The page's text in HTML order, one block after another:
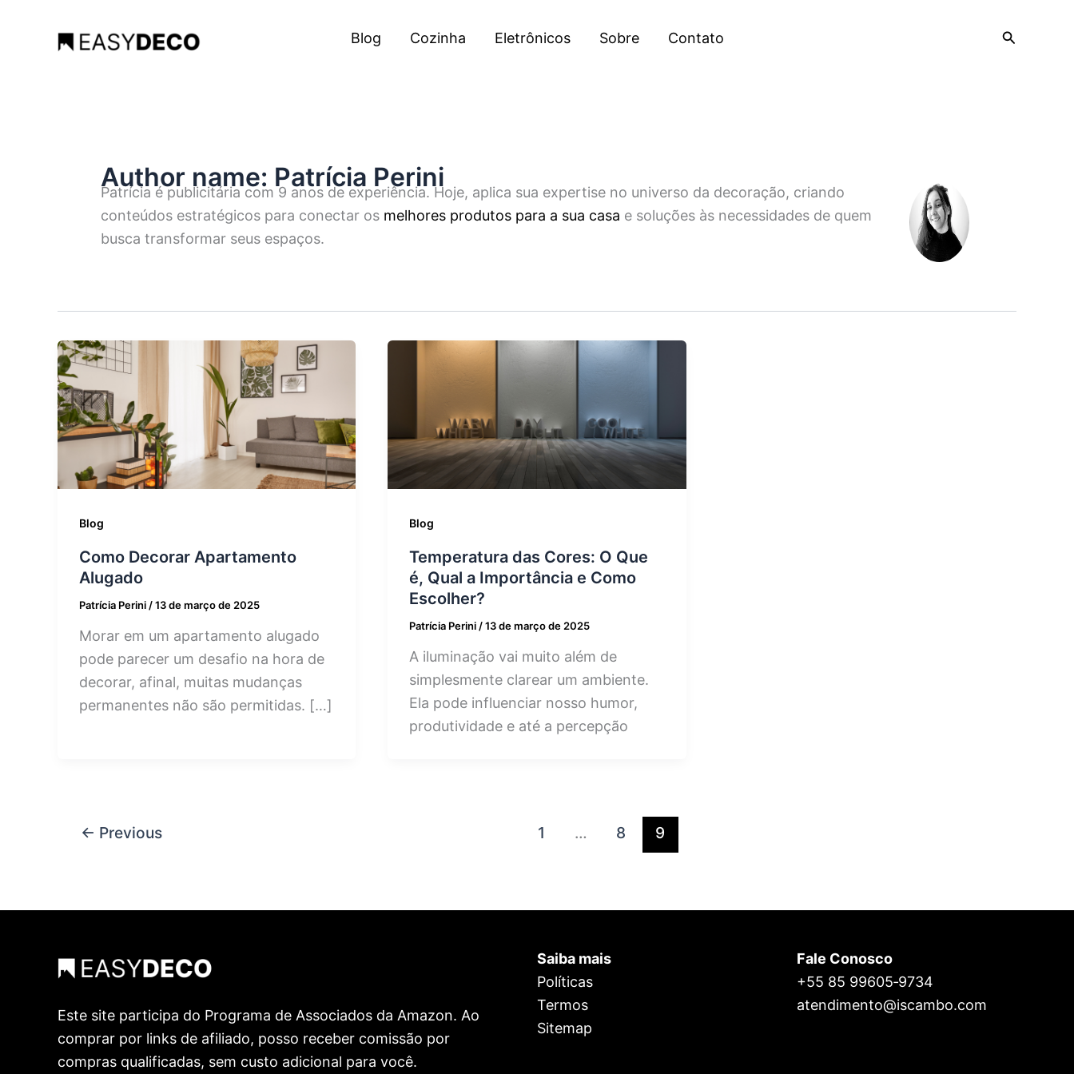
Blog Cozinha Eletrônicos Sobre Contato Pesquisar
Author name: Patrícia Perini
Patrícia é publicitária com 9 anos de experiência. Hoje, aplica sua expertise no universo da decoração, criando
conteúdos estratégicos para conectar os melhores produtos para a sua casa e soluções às necessidades de quem
busca transformar seus espaços.
Blog
Como Decorar Apartamento
Alugado
Patrícia Perini /13 de março de 2025
Morar em um apartamento alugado
pode parecer um desafio na hora de
decorar, afinal, muitas mudanças
permanentes não são permitidas. […]
Blog
Temperatura das Cores: O Que
é, Qual a Importância e Como
Escolher?
Patrícia Perini /13 de março de 2025
A iluminação vai muito além de
simplesmente clarear um ambiente.
Ela pode influenciar nosso humor,
produtividade e até a percepção
← Previous 1 … 8 9
Este site participa do Programa de Associados da Amazon. Ao
comprar por links de afiliado, posso receber comissão por
compras qualificadas, sem custo adicional para você.
Saiba mais
Políticas
Termos
Sitemap
Fale Conosco
+55 85 99605‑9734
atendimento@iscambo.com